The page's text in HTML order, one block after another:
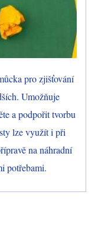
pro zjišťování
Umožňuje
a podpořit tvorbu
lze využít i při
na náhradní
potřebami.